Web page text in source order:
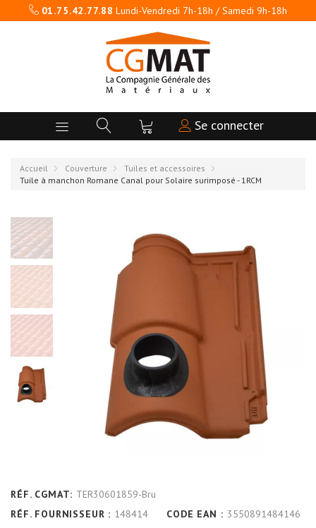
01.75.42.77.88 Lundi-Vendredi 7h-18h / Samedi 9h-18h
Se connecter
Accueil Couverture
Tuiles et accessoires
Tuile à manchon Romane Canal pour Solaire surimposé - 1RCM
RÉF. CGMAT: TER30601859-Bru
RÉF. FOURNISSEUR : 148414 CODE EAN : 3550891484146